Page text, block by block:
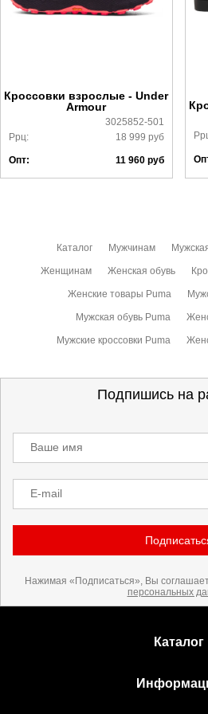
Почтой Росии и СДЭК.
Кроссовки взрослые - Under
Armour
3025852-501
Ррц:
18 999 руб
Опт: 11 960руб
Каталог Мужчинам
Женщинам Женская обувь
Женские товары Puma
Мужская обувь Puma
Мужские кроссовки Puma
Подпишись на
Ваше имя
E-mail
Нажимая «Подписаться», Вы
персональных
Каталог